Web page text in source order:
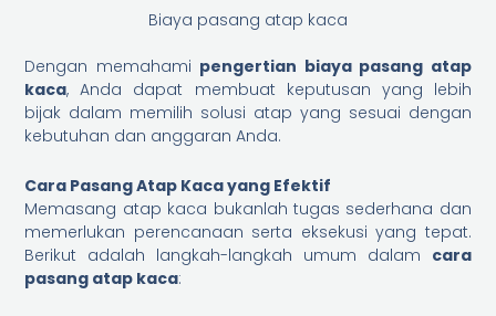
Biaya pasang atap kaca
Dengan memahami pengertian biaya pasang atap
kaca, Anda dapat membuat keputusan yang lebih
bijak dalam memilih solusi atap yang sesuai dengan
kebutuhan dan anggaran Anda.
Cara Pasang Atap Kaca yang Efektif
Memasang atap kaca bukanlah tugas sederhana dan
memerlukan perencanaan serta eksekusi yang tepat.
Berikut adalah langkah-langkah umum dalam cara
pasang atap kaca: